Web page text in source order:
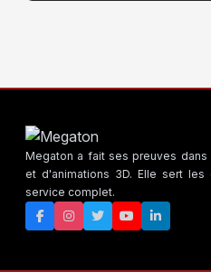
Megaton a fait ses preuves
et d'animations 3D. Elle sert les
service complet.